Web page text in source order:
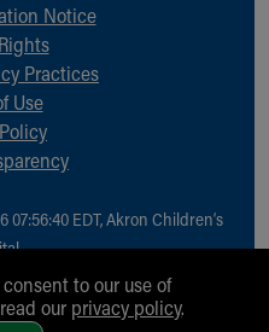
Notice
Practices
Use
EDT, Akron Children‘s
to our use of
our privacy policy.